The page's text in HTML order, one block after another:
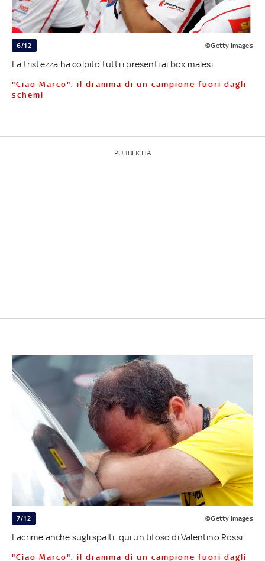
6/12 ©Getty Images
La tristezza ha colpito tutti i presenti ai box malesi
"Ciao Marco", il dramma di un campione fuori dagli
schemi
PUBBLICITÀ
7/12 ©Getty Images
Lacrime anche sugli spalti: qui un tifoso di Valentino Rossi
"Ciao Marco", il dramma di un campione fuori dagli